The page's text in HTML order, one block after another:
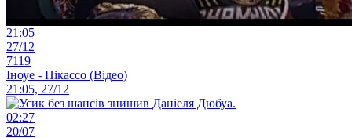
21:05
27/12
7119
Іноуе - Пікассо (Відео)
21:05, 27/12
02:27
20/07